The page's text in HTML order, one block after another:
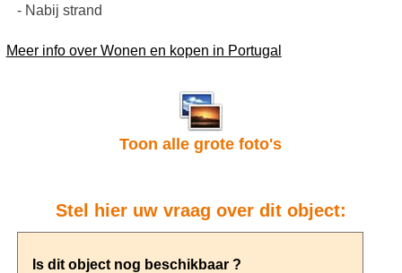
- Nabij strand
Meer info over Wonen en kopen in Portugal
Toon alle grote foto's
Stel hier uw vraag over dit object: